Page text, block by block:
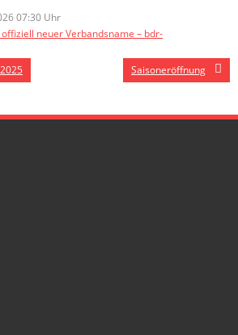
07:30 Uhr
neuer Verbandsname – bdr-
Saisoneröffnung